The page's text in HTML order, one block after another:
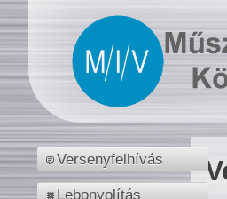
Versenyfelhívás
Lebonyolítás